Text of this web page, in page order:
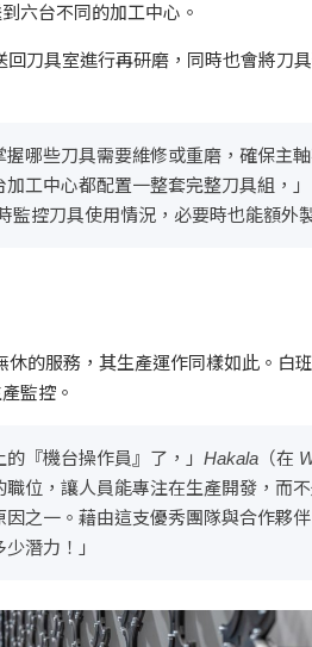
六台不同的加工中心。
刀具室進行再研磨，同時也會將刀
握哪些刀具需要維修或重磨，確保主
工中心都配置一整套完整刀具組，」
監控刀具使用情況，必要時也能額外
休的服務，其生產運作同樣如此。白
監控。
的『機台操作員』了，」Hakala（在
位，讓人員能專注在生產開發，而
之一。藉由這支優秀團隊與合作夥
潛力！」